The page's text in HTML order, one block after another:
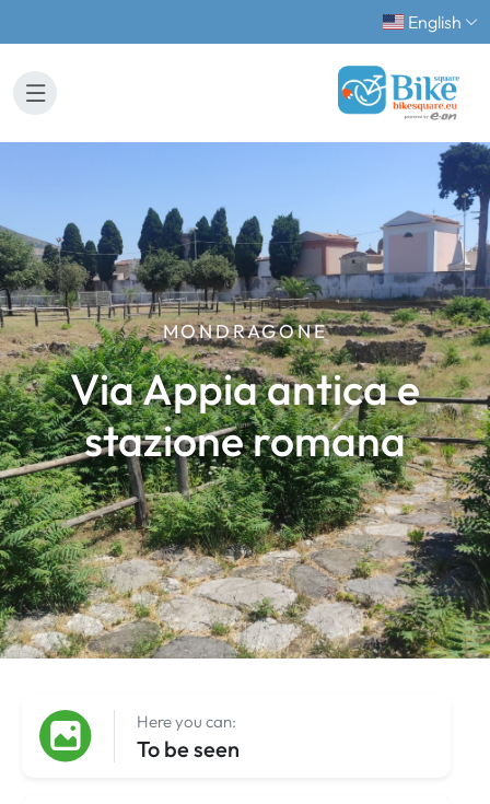
English
MONDRAGONE
Via Appia antica e
stazione romana
Here you can:
To be seen